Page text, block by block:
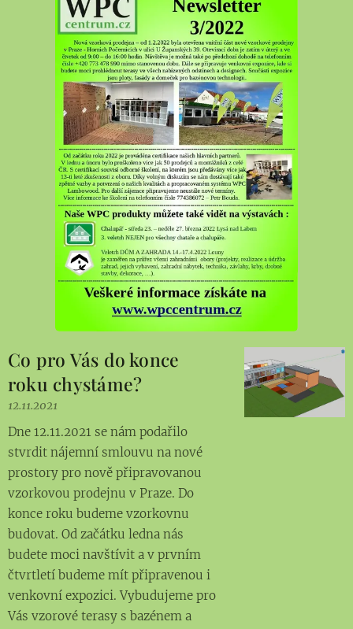
Co pro Vás do konce
roku chystáme?
12.11.2021
Dne 12.11.2021 se nám podařilo
stvrdit nájemní smlouvu na nové
prostory pro nově připravovanou
vzorkovou prodejnu v Praze. Do
konce roku budeme vzorkovnu
budovat. Od začátku ledna nás
budete moci navštívit a v prvním
čtvrtletí budeme mít připravenou i
venkovní expozici. Vybudujeme pro
Vás vzorové terasy s bazénem a